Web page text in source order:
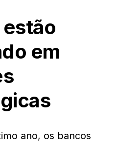
em
ano, os bancos